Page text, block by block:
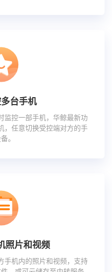
台手机
监控一部手机，华鲸最新功
，任意切换受控端对方的手
。
照片和视频
手机内的照片和视频，支持